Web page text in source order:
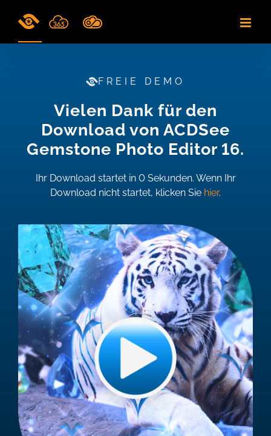
FREIE DEMO
Vielen Dank für den
Download von ACDSee
Gemstone Photo Editor 16.
Ihr Download startet in 0Sekunden. Wenn Ihr
Download nicht startet, klicken Sie hier.